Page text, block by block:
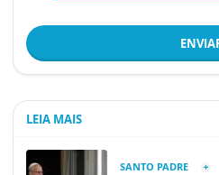
LEIA MAIS
SANTO PADRE